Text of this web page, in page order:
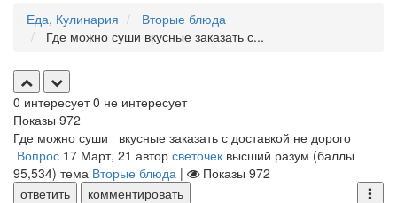
Еда, Кулинария
Вторые блюда
Где можно суши вкусные заказать с...
0 интересует 0 не интересует
Показы 972
Где можно суши вкусные заказать с доставкой не дорого
Вопрос 17 Март, 21 автор светочек высший разум (баллы
95,534) тема Вторые блюда | Показы 972
ответить
комментировать